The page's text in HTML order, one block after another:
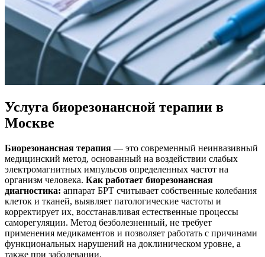
Услуга биорезонансной терапии в
Москве
Биорезонансная терапия — это современный неинвазивный
медицинский метод, основанный на воздействии слабых
электромагнитных импульсов определенных частот на
организм человека. Как работает биорезонансная
диагностика: аппарат БРТ считывает собственные колебания
клеток и тканей, выявляет патологические частоты и
корректирует их, восстанавливая естественные процессы
саморегуляции. Метод безболезненный, не требует
применения медикаментов и позволяет работать с причинами
функциональных нарушений на доклиническом уровне, а
также при заболевании.